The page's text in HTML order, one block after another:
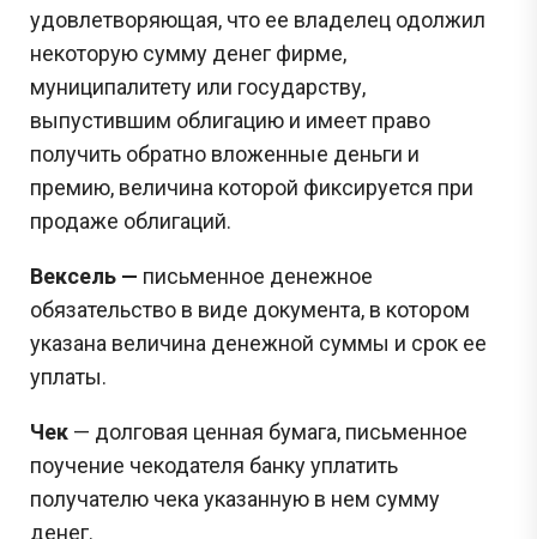
удовлетворяющая, что ее владелец одолжил
некоторую сумму денег фирме,
муниципалитету или государству,
выпустившим облигацию и имеет право
получить обратно вложенные деньги и
премию, величина которой фиксируется при
продаже облигаций.
Вексель — письменное денежное
обязательство в виде документа, в котором
указана величина денежной суммы и срок ее
уплаты.
Чек — долговая ценная бумага, письменное
поучение чекодателя банку уплатить
получателю чека указанную в нем сумму
денег.